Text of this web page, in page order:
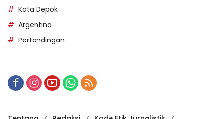
Kota Depok
Argentina
Pertandingan